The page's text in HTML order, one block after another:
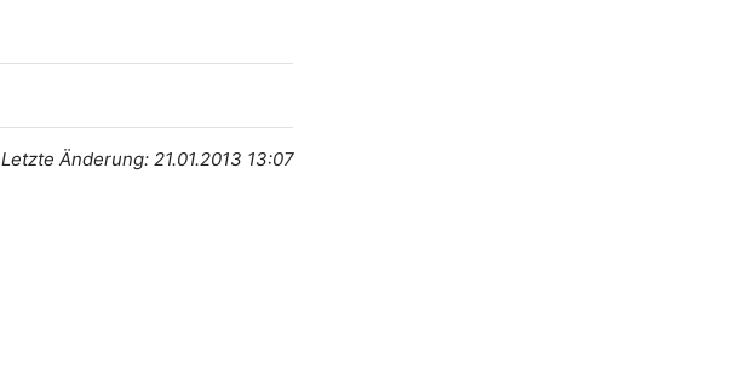
Letzte Änderung: 21.01.2013 13:07